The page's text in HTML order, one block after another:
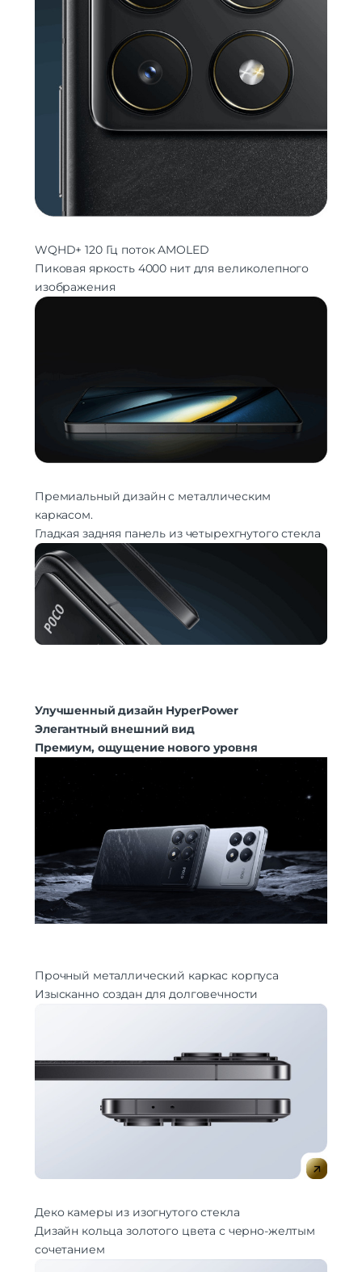
WQHD+ 120 Гц поток AMOLED
Пиковая яркость 4000 нит для великолепного
изображения
Премиальный дизайн с металлическим
каркасом.
Гладкая задняя панель из четырехгнутого стекла
Улучшенный дизайн HyperPower
Элегантный внешний вид
Премиум, ощущение нового уровня
Прочный металлический каркас корпуса
Изысканно создан для долговечности
Деко камеры из изогнутого стекла
Дизайн кольца золотого цвета с черно-желтым
сочетанием